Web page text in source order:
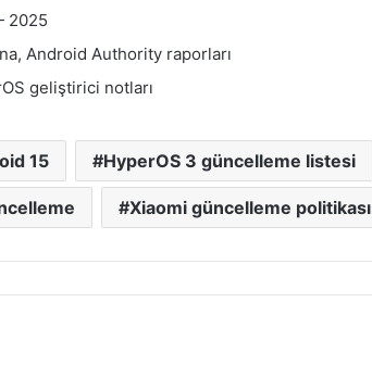
2025
Android Authority raporları
geliştirici notları
15 HyperOS 3 güncelleme listesi
Xiaomi güncelleme politikası